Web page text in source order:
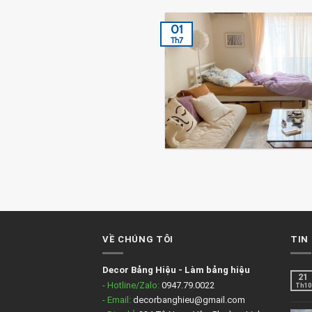
01
Th7
VỀ CHÚNG TÔI
Decor Bảng Hiệu - Làm bảng hiệu
- Hotline/Zalo: 0947.79.0022
- Email: decorbanghieu@gmail.com
TIN
21
Th10